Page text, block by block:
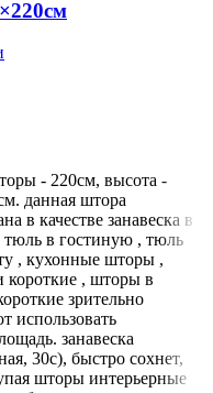
- 220см, высота -
данная штора
в качестве занавеска в
тюль в гостиную , тюль
, кухонные шторы ,
, шторы в
зрительно
использовать
занавеска
30с), быстро сохнет,
шторы интерьерные